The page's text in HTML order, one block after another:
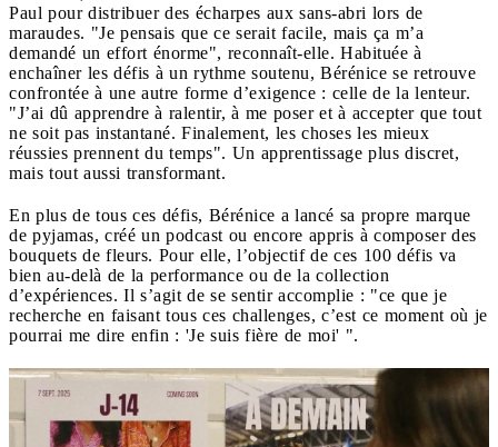
Paul pour distribuer des écharpes aux sans-abri lors de
maraudes. "Je pensais que ce serait facile, mais ça m’a
demandé un effort énorme", reconnaît-elle. Habituée à
enchaîner les défis à un rythme soutenu, Bérénice se retrouve
confrontée à une autre forme d’exigence : celle de la lenteur.
"J’ai dû apprendre à ralentir, à me poser et à accepter que tout
ne soit pas instantané. Finalement, les choses les mieux
réussies prennent du temps". Un apprentissage plus discret,
mais tout aussi transformant.
En plus de tous ces défis, Bérénice a lancé sa propre marque
de pyjamas, créé un podcast ou encore appris à composer des
bouquets de fleurs. Pour elle, l’objectif de ces 100 défis va
bien au-delà de la performance ou de la collection
d’expériences. Il s’agit de se sentir accomplie : "ce que je
recherche en faisant tous ces challenges, c’est ce moment où je
pourrai me dire enfin : 'Je suis fière de moi' ".